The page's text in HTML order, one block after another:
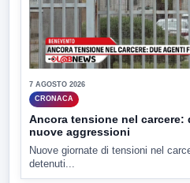
7 AGOSTO 2026
CRONACA
Ancora tensione nel
nuove aggressioni
Nuove giornate di tensioni nel
detenuti...